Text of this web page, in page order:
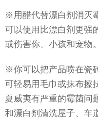
※用醋代替漂白剂消灭
可以使用比漂白剂更强
或伤害你、小孩和宠物
※你可以把产品喷在瓷
可轻易用毛巾或抹布擦
夏威夷有严重的霉菌问
和漂白剂清洗屋子、车